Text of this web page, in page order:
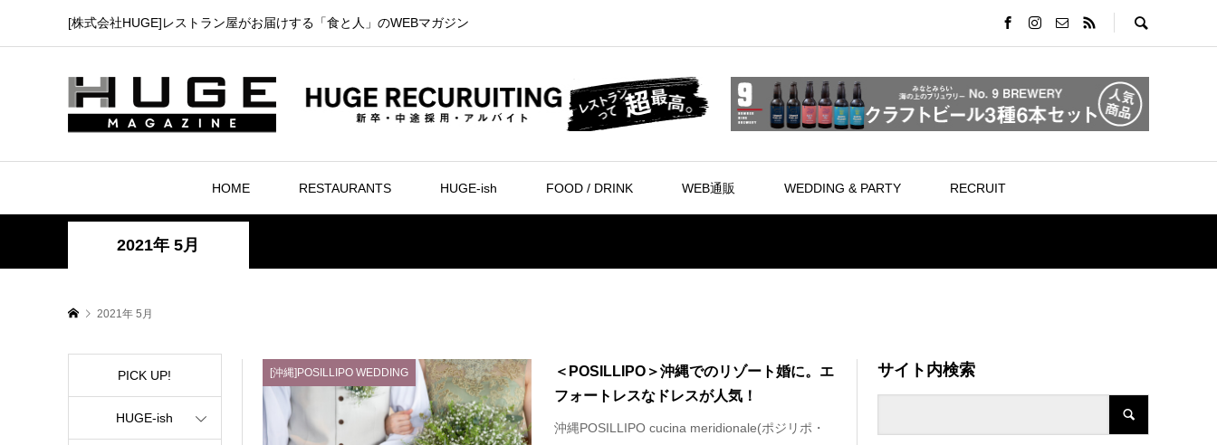
[株式会社HUGE]レストラン屋がお届けする「食と人」のWEBマガジン
HOME RESTAURANTS HUGE-ish FOOD / DRINK WEB通販 WEDDING & PARTY RECRUIT
2021年 5月
2021年 5月
[沖縄]POSILLIPO WEDDING
＜POSILLIPO＞沖縄でのリゾート婚に。エ
フォートレスなドレスが人気！
沖縄POSILLIPO cucina meridionale(ポジリポ・
PICK UP!
HUGE-ish
サイト内検索